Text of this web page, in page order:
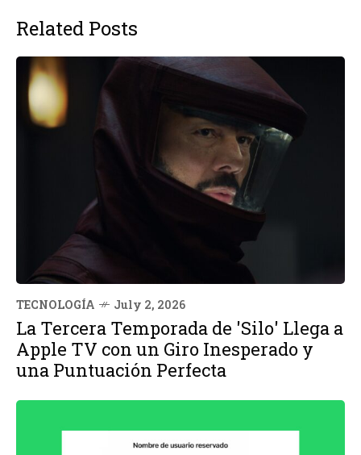
Related Posts
TECNOLOGÍA July 2, 2026
La Tercera Temporada de 'Silo' Llega a
Apple TV con un Giro Inesperado y
una Puntuación Perfecta